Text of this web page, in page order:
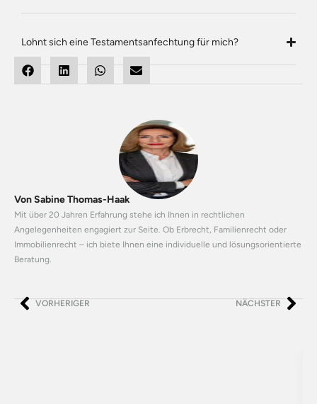
Lohnt sich eine Testamentsanfechtung für mich?
Von Sabine Thomas-Haak
Mit über 20 Jahren Erfahrung stehe ich Ihnen in rechtlichen
Angelegenheiten engagiert zur Seite. Ob Erbrecht, Familienrecht oder
Immobilienrecht – ich biete Ihnen eine individuelle und lösungsorientierte
Beratung.
VORHERIGER NÄCHSTER